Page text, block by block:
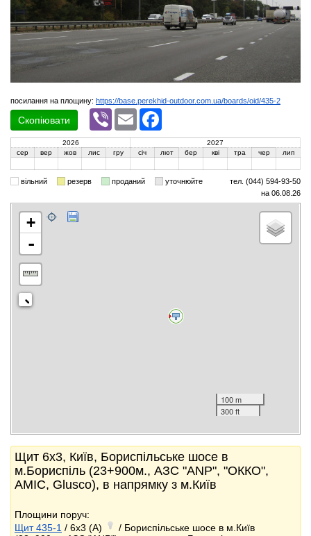
посилання на площину: https://base.perekhid-outdoor.com.ua/boards/oid/435-2
Скопіювати
Viber Email
2026
2027
сер
вер жов лис гру січ лют бер кві тра чер лип
вільний резерв проданий уточнюйте
тел. (044) 594-93-50
на 06.08.26
+
-
100 m
300 ft
Щит 6x3, Київ, Бориспільське шосе в
м.Бориспіль (23+900м., АЗС "ANP", "ОККО",
AMIC, Glusco), в напрямку з м.Київ
Площини поруч:
Щит 435-1 / 6x3 (A)
/ Бориспільське шосе в м.Київ